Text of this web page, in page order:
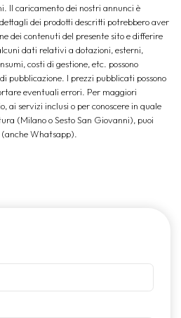
Il caricamento dei nostri annunci è
dei prodotti descritti potrebbero aver
dei contenuti del presente sito e differire
dati relativi a dotazioni, esterni,
costi di gestione, etc. possono
pubblicazione. I prezzi pubblicati possono
eventuali errori. Per maggiori
ai servizi inclusi o per conoscere in quale
(Milano o Sesto San Giovanni), puoi
Whatsapp).